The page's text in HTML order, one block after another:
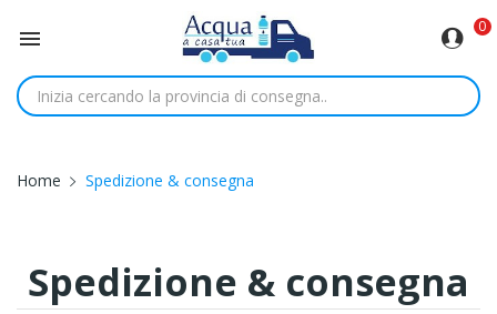

0
Home Spedizione & consegna
Spedizione & consegna